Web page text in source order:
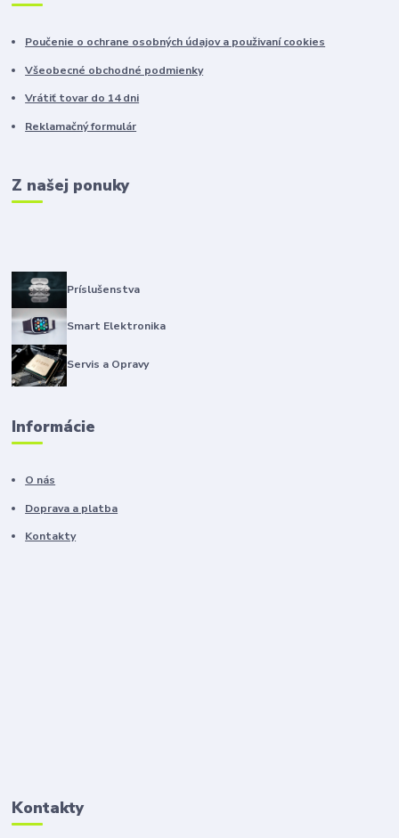
Poučenie o ochrane osobných údajov a použivaní cookies
Všeobecné obchodné podmienky
Vrátiť tovar do 14 dni
Reklamačný formulár
Z našej ponuky
Príslušenstva
Smart Elektronika
Servis a Opravy
Informácie
O nás
Doprava a platba
Kontakty
Kontakty